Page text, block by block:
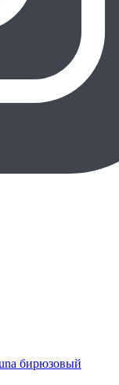
бирюзовый